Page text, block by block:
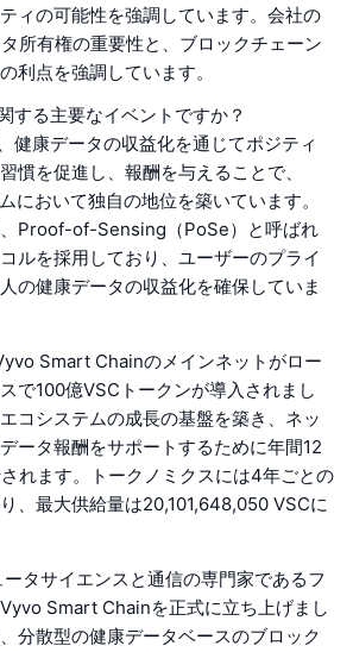
ィの可能性を強調しています。会社の
所有権の重要性と、ブロックチェーン
利点を強調しています。
する主要なイベントですか？
健康データの収益化を通じてポジティ
慣を促進し、報酬を与えることで、
において独自の地位を築いています。
Proof-of-Sensing（PoSe）と呼ばれ
ルを採用しており、ユーザーのプライ
の健康データの収益化を確保していま
Smart Chainのメインネットがロー
で100億VSCトークンが導入されまし
コシステムの成長の基盤を築き、ネッ
ータ報酬をサポートするために年間12
れます。トークノミクスには4年ごとの
、最大供給量は20,101,648,050 VSCに
タサイエンスと通信の専門家であるフ
Smart Chainを正式に立ち上げまし
分散型の健康データベースのブロック